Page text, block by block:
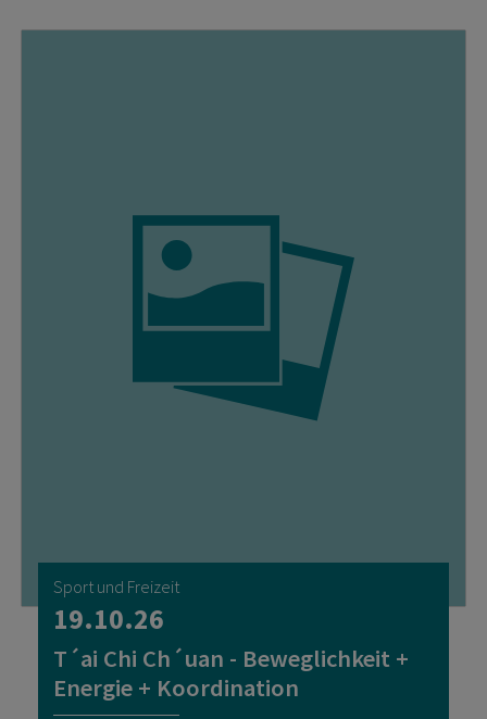
Sport und Freizeit
19.10.26
T´ai Chi Ch´uan - Beweglichkeit +
Energie + Koordination